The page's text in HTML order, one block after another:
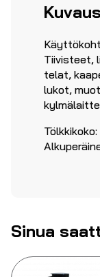
Kuvaus
Tiivisteet,
telat,
lukot,
Sinua